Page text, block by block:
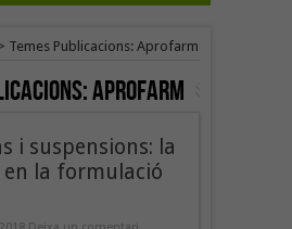
Temes Publicacions: Aprofarm
Aprofarm
i suspensions: la
la formulació